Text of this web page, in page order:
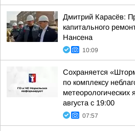
Дмитрий Карасёв:
капитального
Нансена
10:09
Сохраняется
по комплексу
августа с 19:00
07:57